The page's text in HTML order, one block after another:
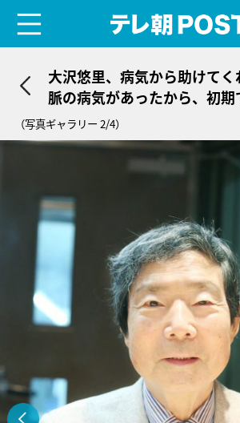
大沢悠里、病気から助けて
脈の病気があったから、初
って助かった」
（写真ギャラリー 2/4）